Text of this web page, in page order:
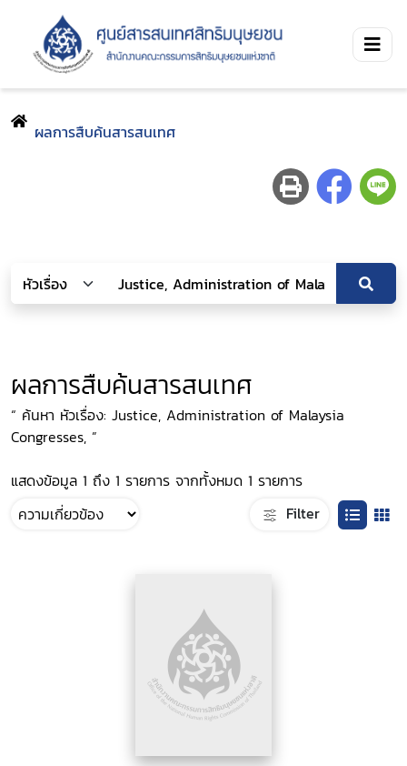
ผลการสืบค้นสารสนเทศ
ผลการสืบค้นสารสนเทศ
“ ค้นหา หัวเรื่อง: Justice, Administration of Malaysia
Congresses, ”
แสดงข้อมูล 1 ถึง 1 รายการ จากทั้งหมด 1 รายการ
Filter